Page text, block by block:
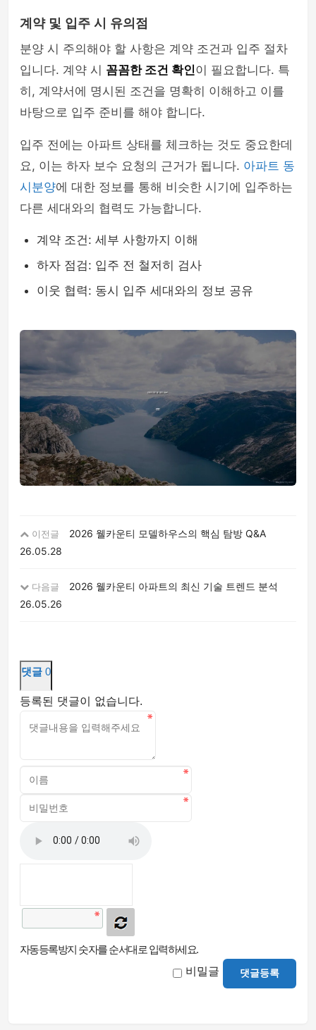
계약 및 입주 시 유의점
분양 시 주의해야 할 사항은 계약 조건과 입주 절차
입니다. 계약 시 꼼꼼한 조건 확인이 필요합니다. 특
히, 계약서에 명시된 조건을 명확히 이해하고 이를
바탕으로 입주 준비를 해야 합니다.
입주 전에는 아파트 상태를 체크하는 것도 중요한데
요, 이는 하자 보수 요청의 근거가 됩니다. 아파트 동
시분양에 대한 정보를 통해 비슷한 시기에 입주하는
다른 세대와의 협력도 가능합니다.
계약 조건: 세부 사항까지 이해
하자 점검: 입주 전 철저히 검사
이웃 협력: 동시 입주 세대와의 정보 공유
이전글
2026 웰카운티 모델하우스의 핵심 탐방 Q&A
26.05.28
다음글
2026 웰카운티 아파트의 최신 기술 트렌드 분석
26.05.26
댓글 0
등록된 댓글이 없습니다.
자동등록방지 숫자를 순서대로 입력하세요.
비밀글 댓글등록